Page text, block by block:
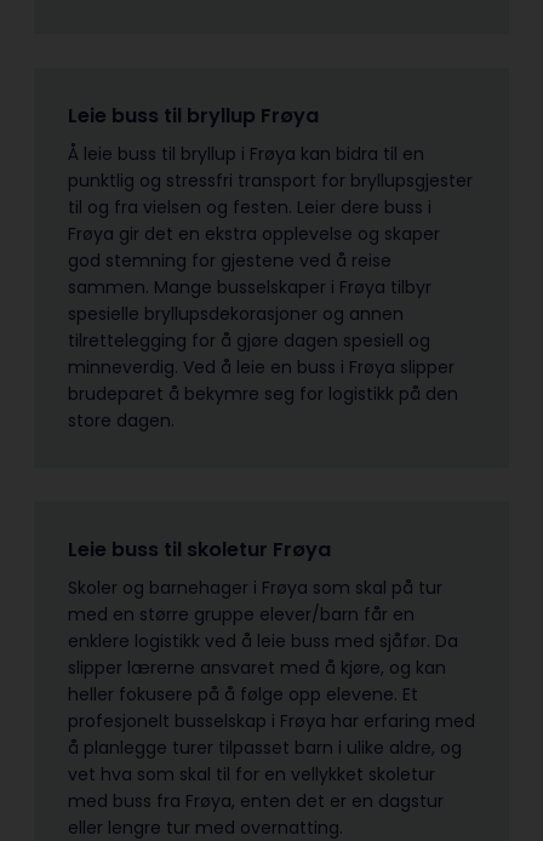
Leie buss til bryllup Frøya
Å leie buss til bryllup i Frøya kan bidra til en
punktlig og stressfri transport for bryllupsgjester
til og fra vielsen og festen. Leier dere buss i
Frøya gir det en ekstra opplevelse og skaper
god stemning for gjestene ved å reise
sammen. Mange busselskaper i Frøya tilbyr
spesielle bryllupsdekorasjoner og annen
tilrettelegging for å gjøre dagen spesiell og
minneverdig. Ved å leie en buss i Frøya slipper
brudeparet å bekymre seg for logistikk på den
store dagen.
Leie buss til skoletur Frøya
Skoler og barnehager i Frøya som skal på tur
med en større gruppe elever/barn får en
enklere logistikk ved å leie buss med sjåfør. Da
slipper lærerne ansvaret med å kjøre, og kan
heller fokusere på å følge opp elevene. Et
profesjonelt busselskap i Frøya har erfaring med
å planlegge turer tilpasset barn i ulike aldre, og
vet hva som skal til for en vellykket skoletur
med buss fra Frøya, enten det er en dagstur
eller lengre tur med overnatting.